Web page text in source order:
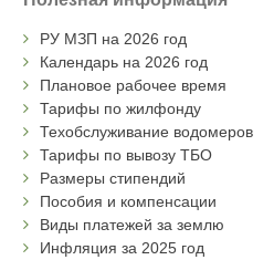
РУ МЗП на 2026 год
Календарь на 2026 год
Плановое рабочее время
Тарифы по жилфонду
Техобслуживание водомеров
Тарифы по вывозу ТБО
Размеры стипендий
Пособия и компенсации
Виды платежей за землю
Инфляция за 2025 год